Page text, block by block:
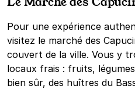
Pour une expérience
visitez le marché des
couvert de la ville. Vous y
locaux frais : fruits,
bien sûr, des huîtres du